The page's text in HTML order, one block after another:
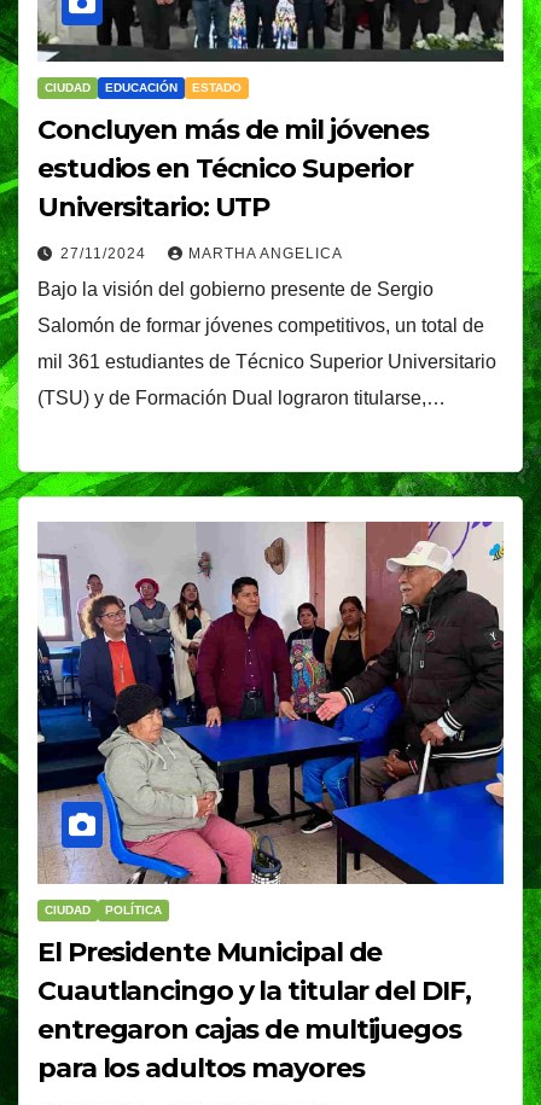
CIUDAD EDUCACIÓN ESTADO
Concluyen más de mil jóvenes
estudios en Técnico Superior
Universitario: UTP
27/11/2024 MARTHA ANGELICA
Bajo la visión del gobierno presente de Sergio
Salomón de formar jóvenes competitivos, un total de
mil 361 estudiantes de Técnico Superior Universitario
(TSU) y de Formación Dual lograron titularse,…
CIUDAD POLÍTICA
El Presidente Municipal de
Cuautlancingo y la titular del DIF,
entregaron cajas de multijuegos
para los adultos mayores